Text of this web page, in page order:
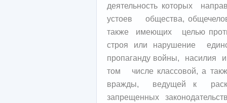
деятельность которых
устоев общества,
также имеющих целью
строя или нарушение
пропаганду войны, насилия
том числе классовой, а
вражды, ведущей к
запрещенных